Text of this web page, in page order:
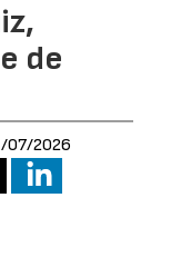
de
07/2026